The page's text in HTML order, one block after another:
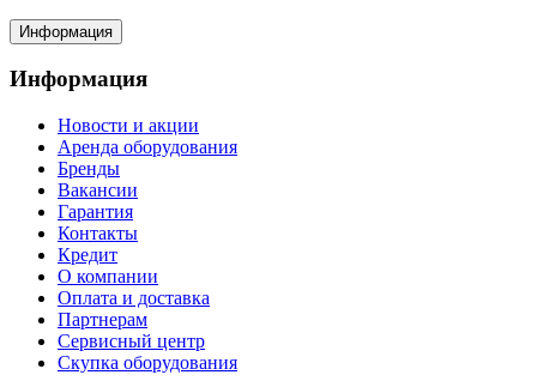
Информация
Информация
Новости и акции
Аренда оборудования
Бренды
Вакансии
Гарантия
Контакты
Кредит
О компании
Оплата и доставка
Партнерам
Сервисный центр
Скупка оборудования